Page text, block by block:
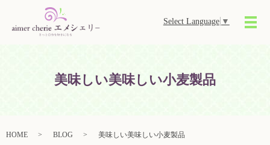
Select Language ▼
メ
美味しい美味しい小麦製品
HOME BLOG 美味しい美味しい小麦製品